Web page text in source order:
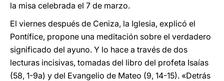
la misa celebrada el 7 de marzo.
El viernes después de Ceniza, la Iglesia, explicó el
Pontífice, propone una meditación sobre el verdadero
significado del ayuno. Y lo hace a través de dos
lecturas incisivas, tomadas del libro del profeta Isaías
(58, 1-9a) y del Evangelio de Mateo (9, 14-15). «Detrás